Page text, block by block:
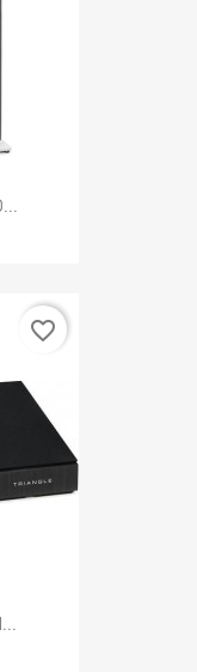
favorite_border